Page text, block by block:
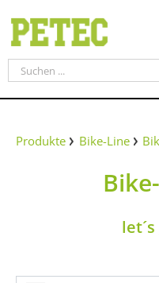
Inhalt
springen
Suche
nach:
Produkte Bike-Line